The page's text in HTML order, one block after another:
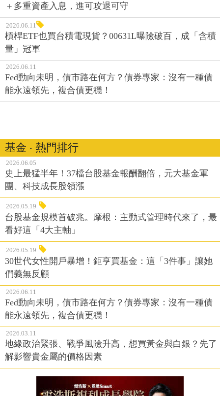
＋多重資產入息，進可攻退可守
2026.06.11
槓桿ETF也買台積電現貨？00631L曝險破百，成「含積
量」冠軍
2026.06.11
Fed動向未明，債市路在何方？債券專家：沒有一種債
能永遠領先，複合債更穩！
基金 ‧ 熱門排行
2026.06.05
史上最猛半年！37檔台股基金報酬翻倍，元大基金軍
團、科技成長股領漲
2026.05.19
台股基金規模首破兆。摩根：主動式管理時代來了，最
看好這「4大主軸」
2026.05.19
30世代女性開戶暴增！鉅亨買基金：這「3件事」讓她
們義無反顧
2026.06.11
Fed動向未明，債市路在何方？債券專家：沒有一種債
能永遠領先，複合債更穩！
2026.03.11
地緣政治緊張、戰爭風險升高，想買黃金與白銀？先了
解影響貴金屬的價格因素